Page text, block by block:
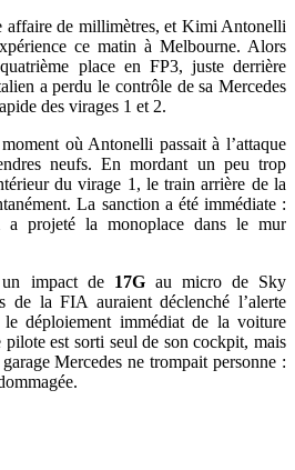
affaire de millimètres, et Kimi Antonelli
ce matin à Melbourne. Alors
place en FP3, juste derrière
a perdu le contrôle de sa Mercedes
des virages 1 et 2.
où Antonelli passait à l’attaque
neufs. En mordant un peu trop
du virage 1, le train arrière de la
La sanction a été immédiate :
a projeté la monoplace dans le mur
impact de 17Gau micro de Sky
de la FIA auraient déclenché l’alerte
déploiement immédiat de la voiture
pilote est sorti seul de son cockpit, mais
Mercedes ne trompait personne :